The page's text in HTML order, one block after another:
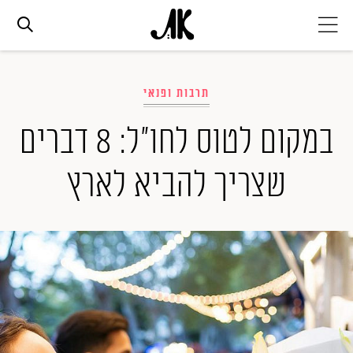
אופנה
ביוטי
סלבס
ערוצים נוספים
המגזין
תרבות ופנאי
במקום לטוס לחו"ל: 8 דברים
שצריך להביא לארץ